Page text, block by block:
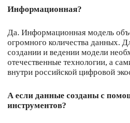
Информационная?
Да. Информационная модель
огромного количества данных.
создании и ведении модели
отечественные технологии, а
внутри российской цифровой
А если данные созданы с
инструментов?